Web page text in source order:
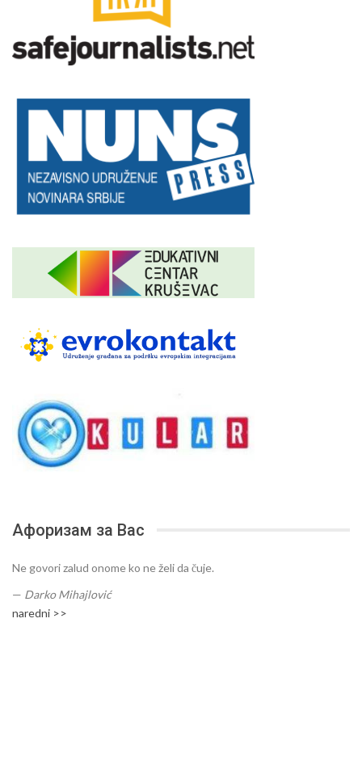
Афоризам за Вас
Ne govori zalud onome ko ne želi da čuje.
— Darko Mihajlović
naredni >>